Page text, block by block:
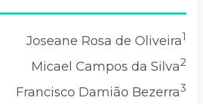
Joseane Rosa de Oliveira1
Micael Campos da Silva2
Francisco Damião Bezerra3